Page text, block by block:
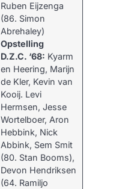
Ruben Eijzenga
(86. Simon
Abrehaley)
Opstelling
D.Z.C. ‘68: Kyarm
en Heering, Marijn
de Kler, Kevin van
Kooij. Levi
Hermsen, Jesse
Wortelboer, Aron
Hebbink, Nick
Abbink, Sem Smit
(80. Stan Booms),
Devon Hendriksen
(64. Ramiljo